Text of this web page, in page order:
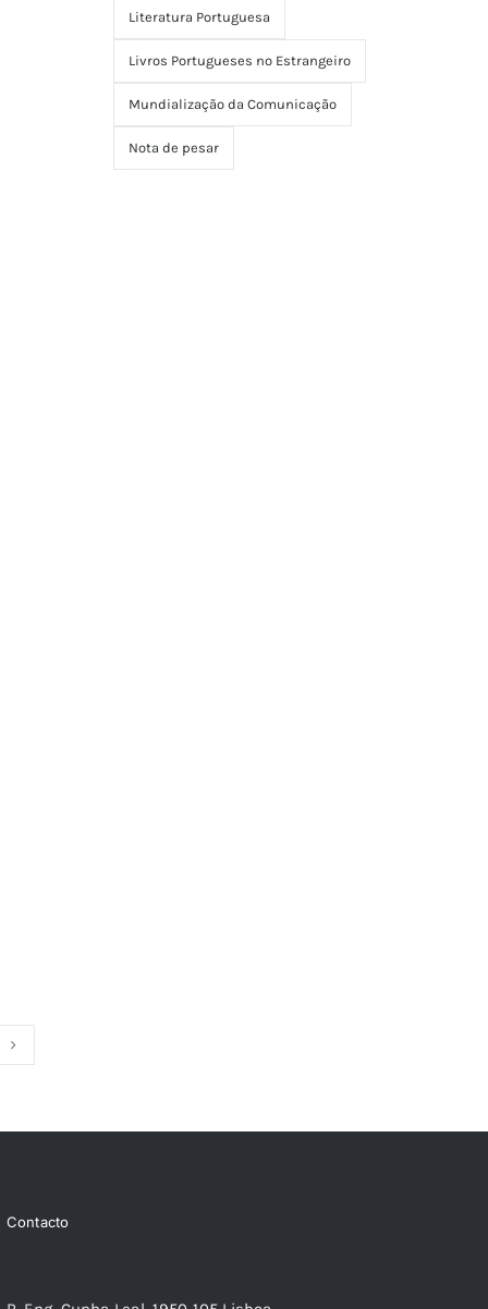
Literatura Portuguesa
Livros Portugueses no Estrangeiro
Mundialização da Comunicação
Nota de pesar
Contacto